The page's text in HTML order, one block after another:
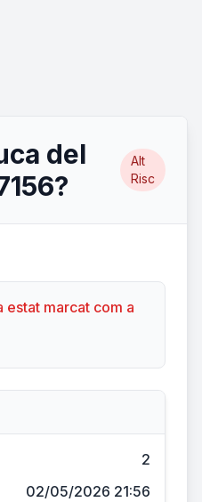
del
Alt
Risc
estat marcat com a
2
02/05/2026 21:56